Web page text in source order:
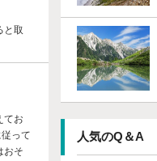
と取
てお
って
おそ
人気のQ＆A